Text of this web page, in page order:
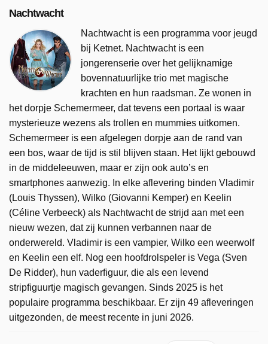
Nachtwacht
Nachtwacht is een programma voor jeugd
bij Ketnet. Nachtwacht is een
jongerenserie over het gelijknamige
bovennatuurlijke trio met magische
krachten en hun raadsman. Ze wonen in
het dorpje Schemermeer, dat tevens een portaal is waar
mysterieuze wezens als trollen en mummies uitkomen.
Schemermeer is een afgelegen dorpje aan de rand van
een bos, waar de tijd is stil blijven staan. Het lijkt gebouwd
in de middeleeuwen, maar er zijn ook auto’s en
smartphones aanwezig. In elke aflevering binden Vladimir
(Louis Thyssen), Wilko (Giovanni Kemper) en Keelin
(Céline Verbeeck) als Nachtwacht de strijd aan met een
nieuw wezen, dat zij kunnen verbannen naar de
onderwereld. Vladimir is een vampier, Wilko een weerwolf
en Keelin een elf. Nog een hoofdrolspeler is Vega (Sven
De Ridder), hun vaderfiguur, die als een levend
stripfiguurtje magisch gevangen. Sinds 2025 is het
populaire programma beschikbaar. Er zijn 49 afleveringen
uitgezonden, de meest recente in juni 2026.